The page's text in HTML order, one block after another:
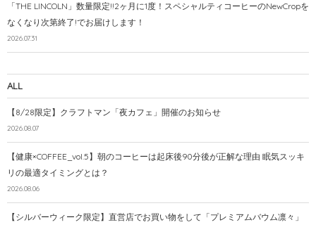
「THE LINCOLN」数量限定!!2ヶ月に1度！スペシャルティコーヒーのNewCropを
なくなり次第終了!でお届けします！
2026.07.31
ALL
【8/28限定】クラフトマン「夜カフェ」開催のお知らせ
2026.08.07
【健康×COFFEE_vol.5】朝のコーヒーは起床後90分後が正解な理由 眠気スッキ
リの最適タイミングとは？
2026.08.06
【シルバーウィーク限定】直営店でお買い物をして「プレミアムバウム凛々」